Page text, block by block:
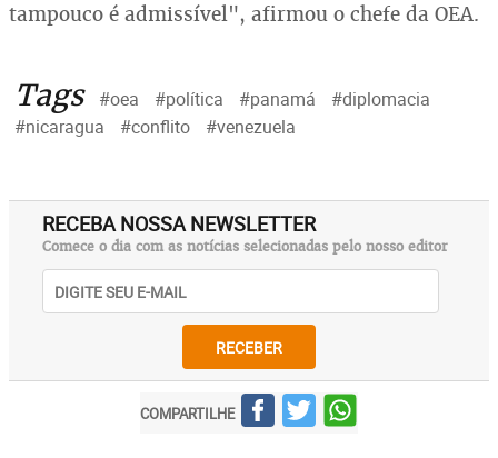
tampouco é admissível", afirmou o chefe da OEA.
Tags #oea #política #panamá
#diplomacia
#nicaragua
#conflito #venezuela
RECEBA NOSSA NEWSLETTER
Comece o dia com as notícias selecionadas pelo nosso editor
RECEBER
COMPARTILHE